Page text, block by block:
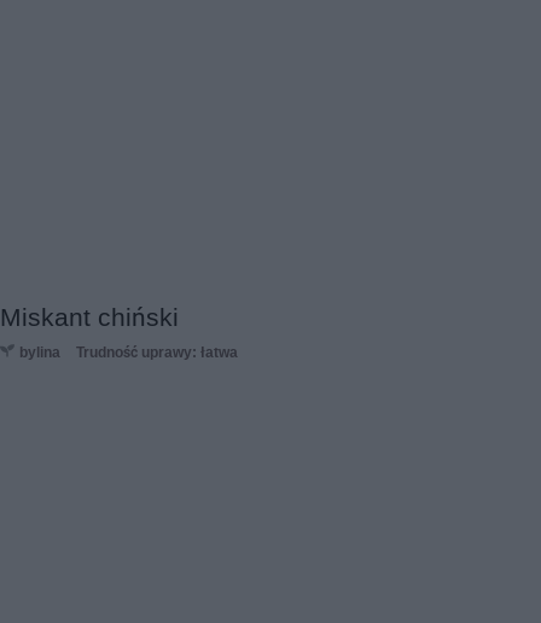
Miskant chiński
bylina Trudność uprawy: łatwa